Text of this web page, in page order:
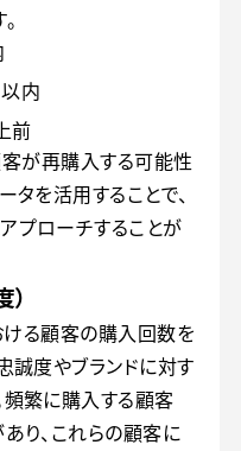
内
前
が再購入する可能性
タを活用することで、
プローチすることが
る顧客の購入回数を
誠度やブランドに対す
頻繁に購入する顧客
り、これらの顧客に